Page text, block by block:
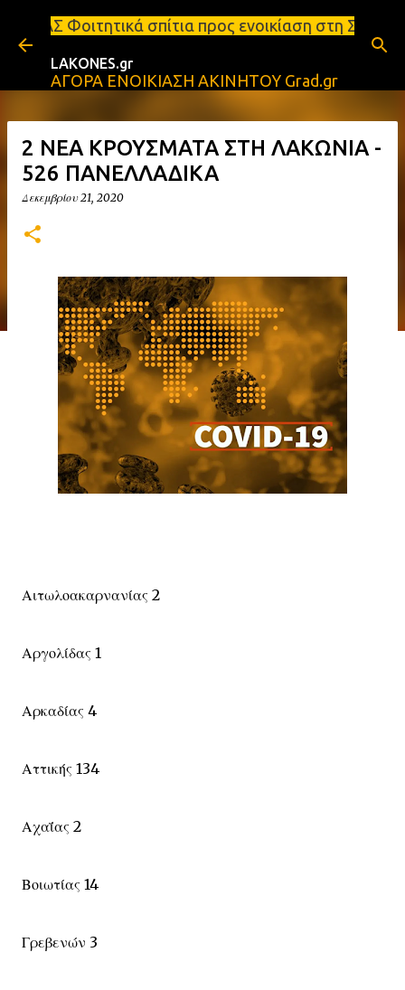
Μετάβαση στο κύριο περιεχόμενο
σπίτια προς ενοικίαση στη Σπάρτη
LAKONES.gr
ΑΓΟΡΑ ΕΝΟΙΚΙΑΣΗ ΑΚΙΝΗΤΟΥ Grad.gr
2 ΝΕΑ ΚΡΟΥΣΜΑΤΑ ΣΤΗ ΛΑΚΩΝΙΑ -
526 ΠΑΝΕΛΛΑΔΙΚΑ
Δεκεμβρίου 21, 2020
Αιτωλοακαρνανίας 2
Αργολίδας 1
Αρκαδίας 4
Αττικής 134
Αχαΐας 2
Βοιωτίας 14
Γρεβενών 3